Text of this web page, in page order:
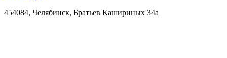
454084, Челябинск, Братьев Кашириных 34а